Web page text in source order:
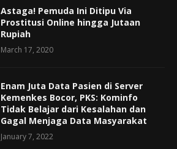
Astaga! Pemuda Ini Ditipu Via
Prostitusi Online hingga Jutaan
Rupiah
March 17, 2020
Enam Juta Data Pasien di Server
Kemenkes Bocor, PKS: Kominfo
Tidak Belajar dari Kesalahan dan
Gagal Menjaga Data Masyarakat
January 7, 2022